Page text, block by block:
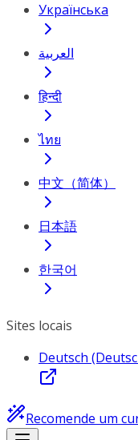
Українська
العربية
हिन्दी
ไทย
中文（简体）
日本語
한국어
Sites locais
Deutsch
Recomende um